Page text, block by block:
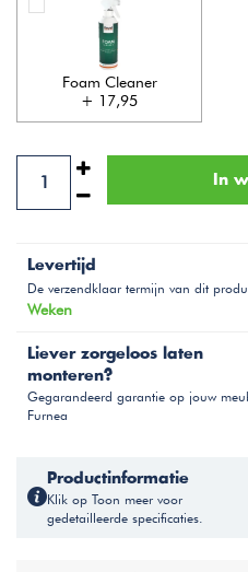
Foam Cleaner
+ 17,95
In
Levertijd
De verzendklaar termijn van dit
Weken
Liever zorgeloos laten
monteren?
Gegarandeerd garantie op jouw
Furnea
Productinformatie
Klik op Toon meer voor
gedetailleerde specificaties.